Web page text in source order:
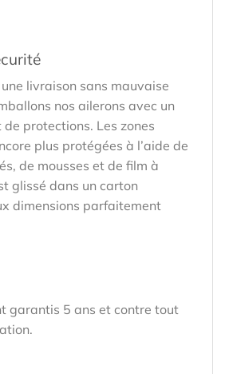
livraison sans mauvaise
nos ailerons avec un
protections. Les zones
plus protégées à l’aide de
de mousses et de film à
glissé dans un carton
dimensions parfaitement
garantis 5 ans et contre tout